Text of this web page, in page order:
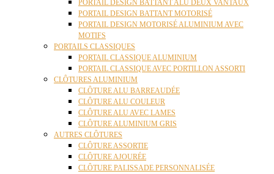
PORTAIL DESIGN BATTANT ALU DEUX VANTAUX
PORTAIL DESIGN BATTANT MOTORISÉ
PORTAIL DESIGN MOTORISÉ ALUMINIUM AVEC
MOTIFS
PORTAILS CLASSIQUES
PORTAIL CLASSIQUE ALUMINIUM
PORTAIL CLASSIQUE AVEC PORTILLON ASSORTI
CLÔTURES ALUMINIUM
CLÔTURE ALU BARREAUDÉE
CLÔTURE ALU COULEUR
CLÔTURE ALU AVEC LAMES
CLÔTURE ALUMINIUM GRIS
AUTRES CLÔTURES
CLÔTURE ASSORTIE
CLÔTURE AJOURÉE
CLÔTURE PALISSADE PERSONNALISÉE